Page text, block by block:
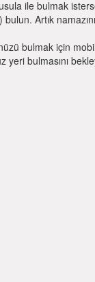
ile bulmak
bulun. Artık
bulmak için
bulmasını